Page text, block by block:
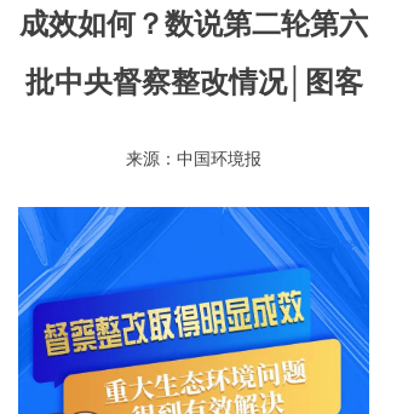
成效如何？数说第二轮第六
批中央督察整改情况│图客
来源：中国环境报